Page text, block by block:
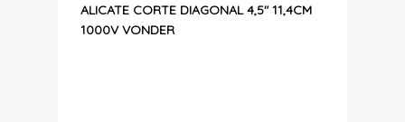
ALICATE CORTE DIAGONAL 4,5″ 11,4CM
1000V VONDER